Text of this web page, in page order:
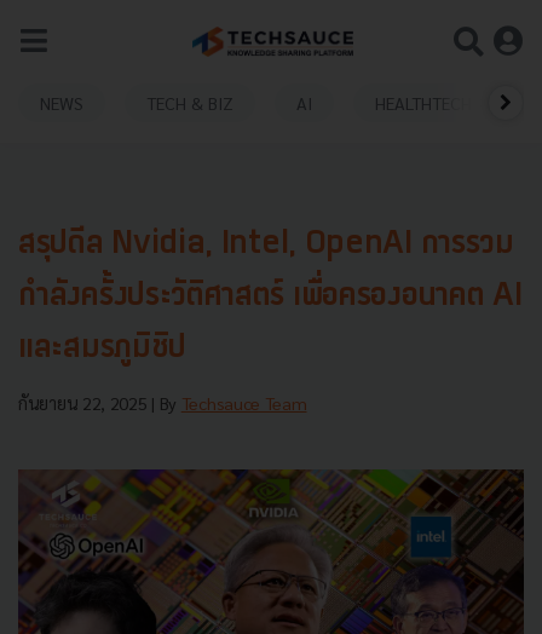
NEWS TECH & BIZ AI HEALTHTECH
สรุปดีล Nvidia, Intel, OpenAI การรวม
กำลังครั้งประวัติศาสตร์ เพื่อครองอนาคต AI
และสมรภูมิชิป
กันยายน 22, 2025 | By Techsauce Team